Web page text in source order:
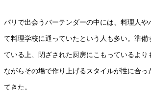
パリで出会うバーテンダーの中には、料理人や
て料理学校に通っていたという人も多い。準備
ている上、閉ざされた厨房にこもっているより
ながらその場で作り上げるスタイルが性に合っ
てきた。